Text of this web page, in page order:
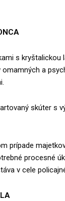
s
a
skúter s
prípade
procesné
v cele